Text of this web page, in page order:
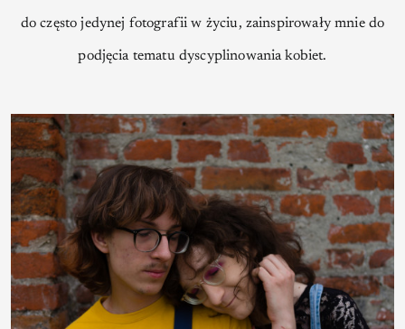
do często jedynej fotografii w życiu, zainspirowały mnie do
podjęcia tematu dyscyplinowania kobiet.